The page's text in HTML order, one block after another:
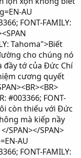
AU
FONT-FAMILY:
Tahoma">Biết
cho chúng nó
đầy tớ của Ðức Chí
cương quyết
#003366; FONT-
còn thiếu với Ðức
mà kiếp nầy
SPAN></SPAN>
AU
FONT-FAMILY: